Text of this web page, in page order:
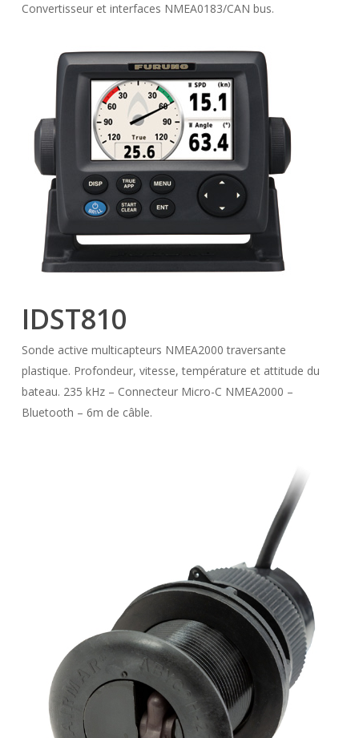
Convertisseur et interfaces NMEA0183/CAN bus.
IDST810
Sonde active multicapteurs NMEA2000 traversante
plastique. Profondeur, vitesse, température et attitude du
bateau. 235 kHz – Connecteur Micro-C NMEA2000 –
Bluetooth – 6m de câble.